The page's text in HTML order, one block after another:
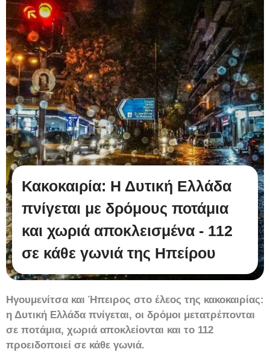
Κακοκαιρία: Η Δυτική Ελλάδα
πνίγεται με δρόμους ποτάμια
και χωριά αποκλεισμένα - 112
σε κάθε γωνιά της Ηπείρου
Ηγουμενίτσα και Ήπειρος στο έλεος της κακοκαιρίας:
η Δυτική Ελλάδα πνίγεται, οι δρόμοι μετατρέπονται
σε ποτάμια, χωριά αποκλείονται και το 112
προειδοποιεί σε κάθε γωνιά.